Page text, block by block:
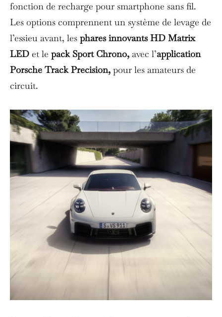
fonction de recharge pour smartphone sans fil.
Les options comprennent un système de levage de
l’essieu avant, les phares innovants HD Matrix
LED et le pack Sport Chrono, avec l’application
Porsche Track Precision, pour les amateurs de
circuit.